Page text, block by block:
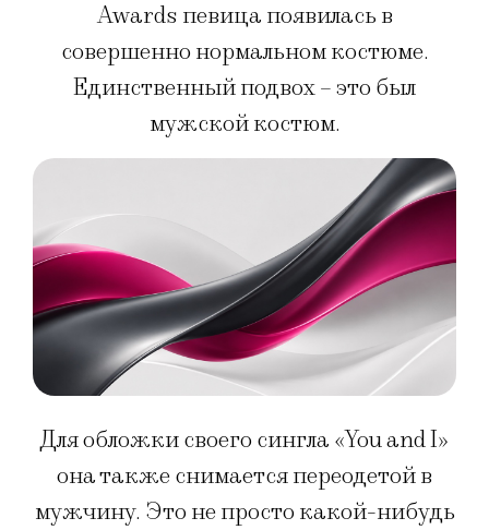
Awards певица появилась в
совершенно нормальном костюме.
Единственный подвох – это был
мужской костюм.
Для обложки своего сингла «You and I»
она также снимается переодетой в
мужчину. Это не просто какой-нибудь